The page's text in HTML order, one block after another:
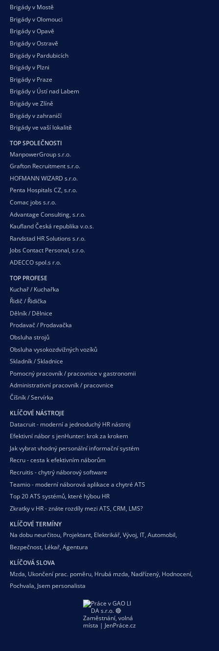
Brigády v Mostě
Brigády v Olomouci
Brigády v Opavě
Brigády v Ostravě
Brigády v Pardubicích
Brigády v Plzni
Brigády v Praze
Brigády v Ústí nad Labem
Brigády ve Zlíně
Brigády v zahraničí
Brigády ve vaší lokalitě
TOP SPOLEČNOSTI
ManpowerGroup s.r.o.
Grafton Recruitment s.r.o.
HOFMANN WIZARD s.r.o.
Penta Hospitals CZ, s.r.o.
Comac jobs s.r.o.
Advantage Consulting, s.r.o.
Kaufland Česká republika v.o.s.
Randstad HR Solutions s.r.o.
Jobs Contact Personal, s.r.o.
ADECCO spol.s r.o.
TOP PROFESE
Kuchař / Kuchařka
Řidič / Řidička
Dělník / Dělnice
Prodavač / Prodavačka
Obsluha strojů
Obsluha vysokozdvižných vozíků
Skladník / Skladnice
Pomocný pracovník / pracovnice v gastronomii
Administrativní pracovník / pracovnice
Číšník / Servírka
KLÍČOVÉ NÁSTROJE
Datacruit - moderní a jednoduchý HR nástroj
Efektivní nábor s jenHunter: krok za krokem
Jak vybrat vhodný personální informační systém
Recru - cesta k efektivním náborům
Recruitis - chytrý náborový software
Teamio - moderní náborová aplikace a chytré ATS
Top 20 ATS systémů, které hýbou HR
Zkratky v HR - znáte rozdíly mezi ATS, CRM, LMS?
KLÍČOVÉ TERMÍNY
Na dobu neurčitou, Projektant, Elektrikář, Vývoj, IT, Automobil,
Bezpečnost, Lékař, Agentura
KLÍČOVÁ SLOVA
Mzda, Ukončení prac. poměru, Hrubá mzda, Nadřízený, Hodnocení,
Pochvala, Jsem personalista